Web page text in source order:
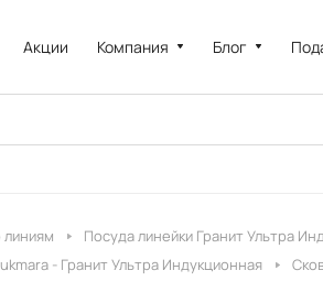
Акции Компания Блог
линиям
Посуда линейки Гранит Ультра
- Гранит Ультра Индукционная